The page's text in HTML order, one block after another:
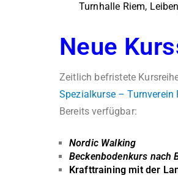
Turnhalle Riem,
Neue
Zeitlich befristete
Spezialkurse – Turnverein
Bereits verfügbar:
Nordic Walking
Beckenbodenkurs nach
Krafttraining mit der